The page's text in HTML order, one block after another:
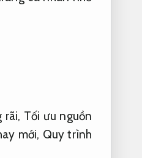
rãi, Tối ưu nguồn
mới, Quy trình